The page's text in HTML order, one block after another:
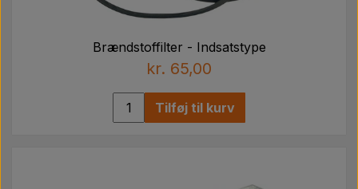
Brændstoffilter - Indsatstype
kr. 65,00
Tilføj til kurv